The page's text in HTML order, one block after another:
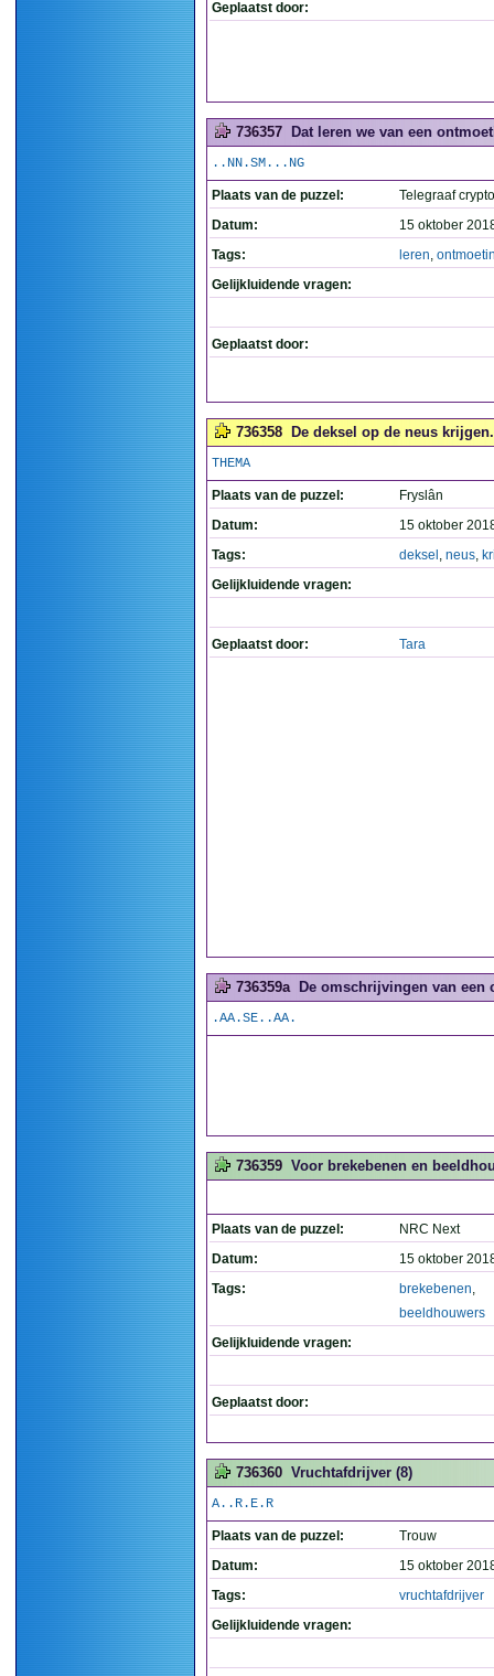
Geplaatst door:
736357 Dat leren we van een
..NN.SM...NG
Plaats van de puzzel:
Telegraaf
Datum:
15 oktober
Tags:
leren,
Gelijkluidende vragen:
Geplaatst door:
736358 De deksel op de neus
THEMA
Plaats van de puzzel:
Fryslân
Datum:
15 oktober
Tags:
deksel , neus,
Gelijkluidende vragen:
Geplaatst door: Tara
736359a De omschrijvingen van een
.AA.SE..AA.
736359 Voor brekebenen en
Plaats van de puzzel:
NRC Next
Datum:
15 oktober
Tags:
brekebenen,
beeldhouwers
Gelijkluidende vragen:
Geplaatst door:
736360 Vruchtafdrijver (8)
A..R.E.R
Plaats van de puzzel:
Trouw
Datum:
15 oktober
Tags:
vruchtafdrijver
Gelijkluidende vragen: